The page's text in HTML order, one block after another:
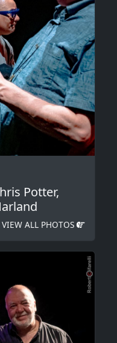
Potter,
ALL PHOTOS